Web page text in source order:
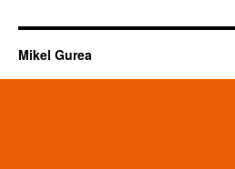
JJDD
Mikel Gurea